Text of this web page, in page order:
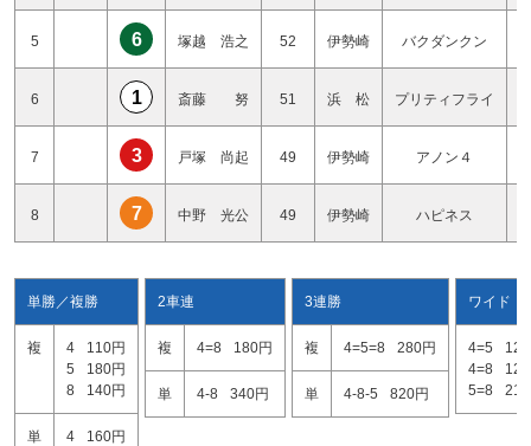
5 6 塚越 浩之 52 伊勢崎 バクダンクン
6 1 斎藤 努 51 浜 松 プリティフライ
7 3 戸塚 尚起 49 伊勢崎 アノン４
8 7 中野 光公 49 伊勢崎 ハピネス
単勝／複勝
複 4
110円
5
180円
8
140円
単 4 160円
2車連
複 4=8 180円
単 4-8 340円
3連勝
複 4=5=8 280円
単 4-8-5 820円
ワイド
4=5
4=8
5=8